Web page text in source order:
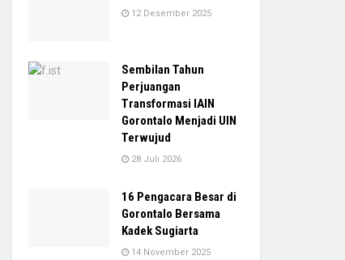
12 Desember 2025
Sembilan Tahun
Perjuangan
Transformasi IAIN
Gorontalo Menjadi UIN
Terwujud
28 Juli 2026
16 Pengacara Besar di
Gorontalo Bersama
Kadek Sugiarta
14 November 2025